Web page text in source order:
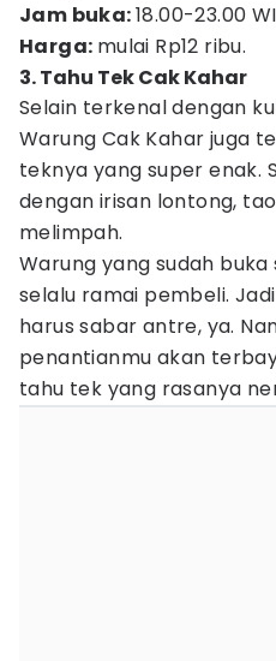
Jam buka:18.00-23.00
Harga: mulai Rp12 ribu.
3. Tahu Tek Cak Kahar
Selain terkenal dengan
Warung Cak Kahar juga
teknya yang super enak.
dengan irisan lontong,
melimpah.
Warung yang sudah buka
selalu ramai pembeli.
harus sabar antre, ya.
penantianmu akan
tahu tek yang rasanya